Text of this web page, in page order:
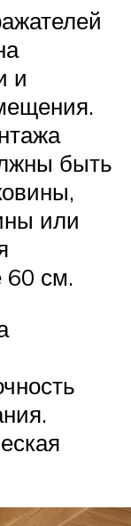
и
быть
или
60 см.